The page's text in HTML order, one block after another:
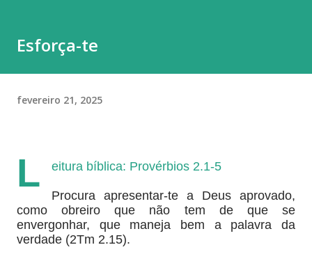
Esforça-te
fevereiro 21, 2025
L eitura bíblica: Provérbios 2.1-5
Procura apresentar-te a Deus aprovado,
como obreiro que não tem de que se
envergonhar, que maneja bem a palavra da
verdade (2Tm 2.15).